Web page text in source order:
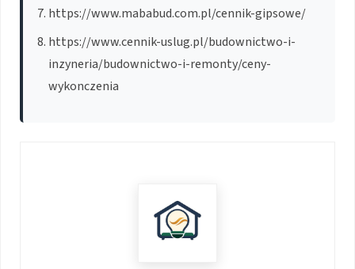
https://www.mababud.com.pl/cennik-gipsowe/
https://www.cennik-uslug.pl/budownictwo-i-
inzyneria/budownictwo-i-remonty/ceny-
wykonczenia